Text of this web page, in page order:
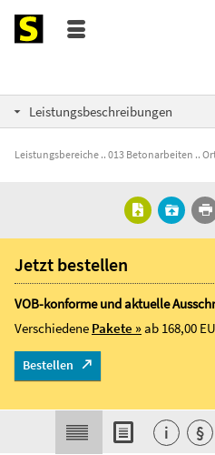
Leistungsbeschreibungen
Leistungsbereiche 013 Betonarbeiten
Jetzt bestellen
VOB-konforme und aktuelle
Verschiedene Pakete »ab 168,00
Bestellen
i §